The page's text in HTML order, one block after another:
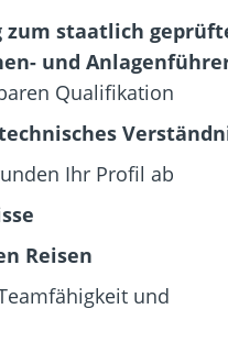
zum staatlich
und
Qualifikation
Ihr Profil ab
Reisen
und